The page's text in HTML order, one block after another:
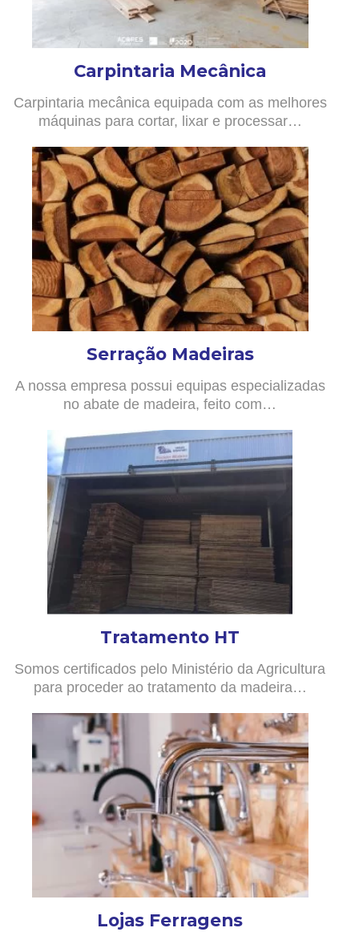
Carpintaria Mecânica
Carpintaria mecânica equipada com as melhores
máquinas para cortar, lixar e processar…
Serração Madeiras
A nossa empresa possui equipas especializadas
no abate de madeira, feito com…
Tratamento HT
Somos certificados pelo Ministério da Agricultura
para proceder ao tratamento da madeira…
Lojas Ferragens